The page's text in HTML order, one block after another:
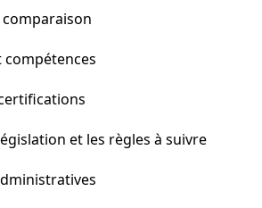
compétences
et les règles à suivre